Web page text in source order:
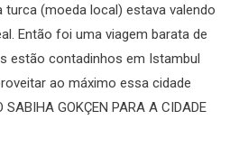
turca (moeda local) estava valendo
Então foi uma viagem barata de
estão contadinhos em Istambul
ao máximo essa cidade
SABIHA GOKÇEN PARA A CIDADE